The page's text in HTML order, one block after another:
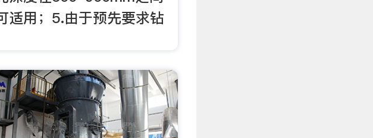
适用；5.由于预先要求钻